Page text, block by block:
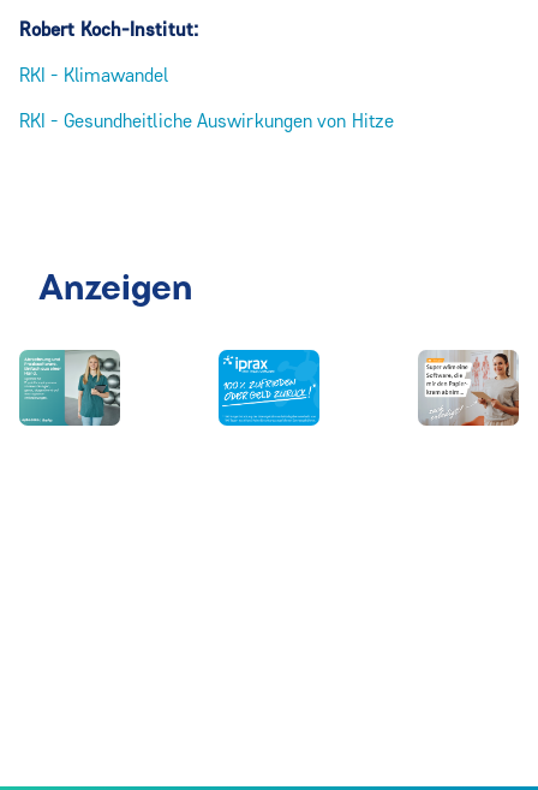
Robert Koch-Institut:
RKI - Klimawandel
RKI - Gesundheitliche Auswirkungen von Hitze
Anzeigen